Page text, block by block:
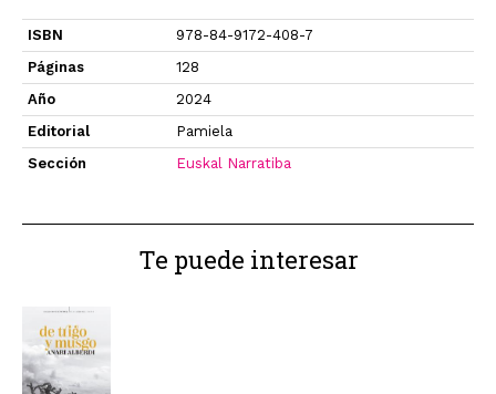
ISBN
978-84-9172-408-7
Páginas
128
Año
2024
Editorial
Pamiela
Sección
Euskal Narratiba
Te puede interesar